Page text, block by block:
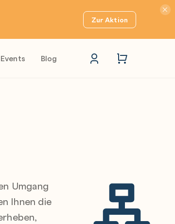
Zur Aktion
Events Blog
Umgang
Ihnen die